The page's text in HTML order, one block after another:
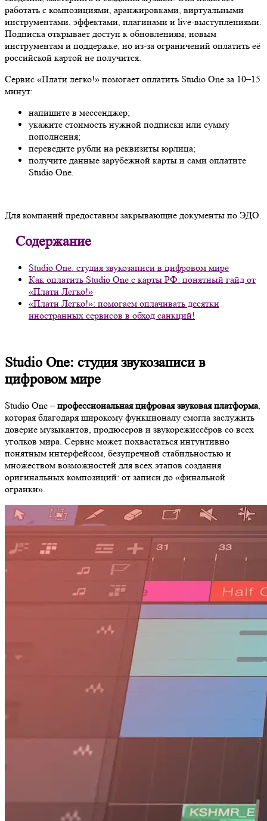
работать с композициями, аранжировками, виртуальными
инструментами, эффектами, плагинами и live-выступлениями.
Подписка открывает доступ к обновлениям, новым
инструментам и поддержке, но из-за ограничений оплатить её
российской картой не получится.
Сервис «Плати легко!» помогает оплатить Studio One за 10–15
минут:
напишите в мессенджер;
укажите стоимость нужной подписки или сумму
пополнения;
переведите рубли на реквизиты юрлица;
получите данные зарубежной карты и сами оплатите
Studio One.
Для компаний предоставим закрывающие документы по ЭДО.
Содержание
Studio One: студия звукозаписи в цифровом мире
Как оплатить Studio One с карты РФ: понятный гайд от
«Плати Легко!»
«Плати Легко!»: помогаем оплачивать десятки
иностранных сервисов в обход санкций!
Studio One: студия звукозаписи в
цифровом мире
Studio One –профессиональная цифровая звуковая платформа,
которая благодаря широкому функционалу смогла заслужить
доверие музыкантов, продюсеров и звукорежиссёров со всех
уголков мира. Сервис может похвастаться интуитивно
понятным интерфейсом, безупречной стабильностью и
множеством возможностей для всех этапов создания
оригинальных композиций: от записи до «финальной
огранки».